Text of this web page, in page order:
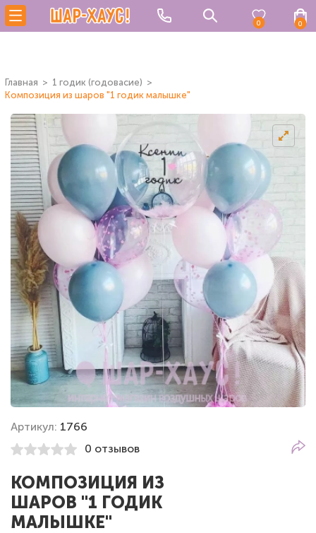
0 0
Главная
1 годик (годовасие)
Композиция из шаров "1 годик малышке"
Артикул: 1766
0 отзывов
КОМПОЗИЦИЯ ИЗ
ШАРОВ "1 ГОДИК
МАЛЫШКЕ"